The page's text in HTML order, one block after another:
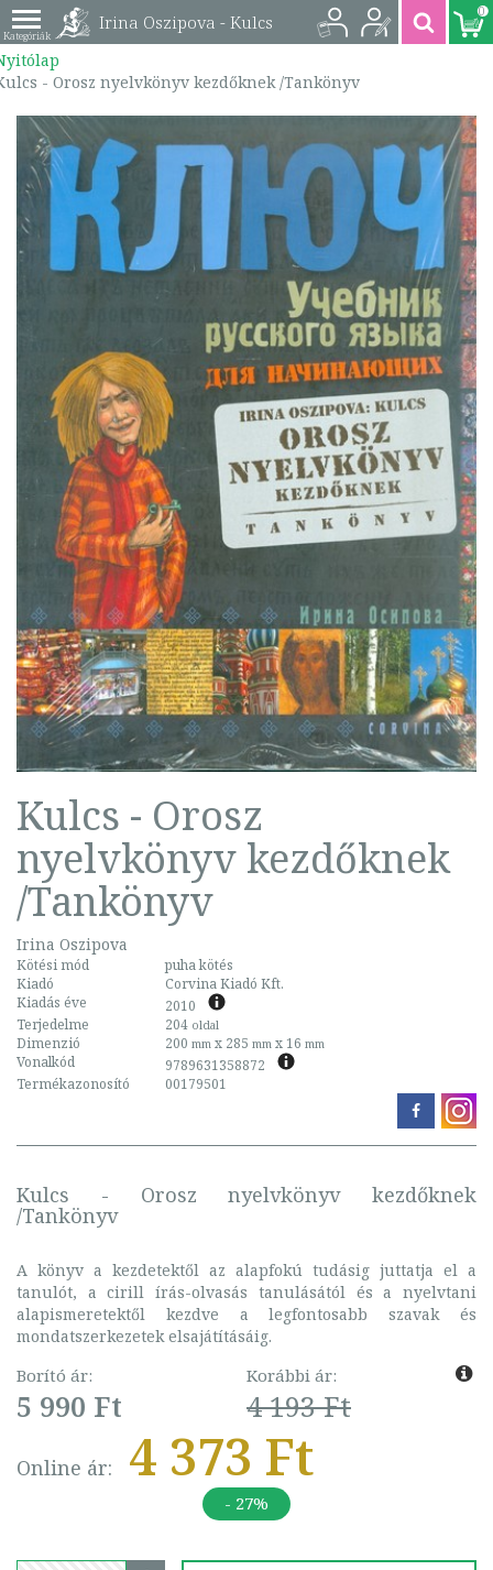
Irina Oszipova - Kulcs
kezdőknek /Tankönyv
| 9789631358872
0
- Orosz nyelvkönyv kezdőknek /Tankönyv
Kulcs - Orosz
nyelvkönyv kezdőknek
/Tankönyv
Irina Oszipova
Kötési mód
puha kötés
Kiadó
Corvina Kiadó Kft.
Kiadás éve
2010
Terjedelme
204 oldal
Dimenzió 200 mm x 285 mm x 16 mm
Vonalkód
9789631358872
Termékazonosító
00179501
Kulcs - Orosz nyelvkönyv kezdőknek
/Tankönyv
A könyv a kezdetektől az alapfokú tudásig juttatja el a
tanulót, a cirill írás-olvasás tanulásától és a nyelvtani
alapismeretektől kezdve a legfontosabb szavak és
mondatszerkezetek elsajátításáig.
Borító ár:
5 990 Ft
Korábbi ár:
4 193 Ft
Online ár: 4 373 Ft
- 27%